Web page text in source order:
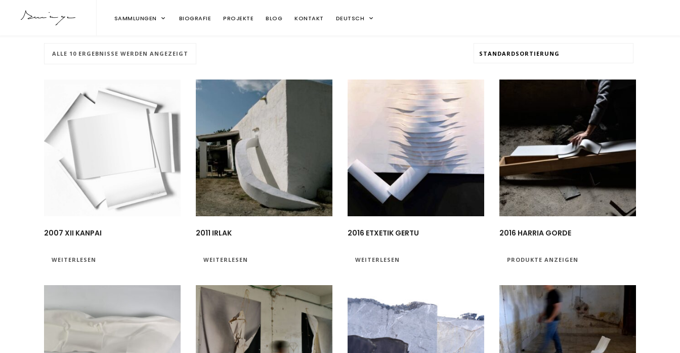
SAMMLUNGEN BIOGRAFIE PROJEKTE BLOG KONTAKT DEUTSCH
ALLE 10 ERGEBNISSE WERDEN ANGEZEIGT
2007 XII KANPAI
WEITERLESEN
2011 IRLAK
WEITERLESEN
2016 ETXETIK GERTU
WEITERLESEN
2016 HARRIA GORDE
PRODUKTE ANZEIGEN